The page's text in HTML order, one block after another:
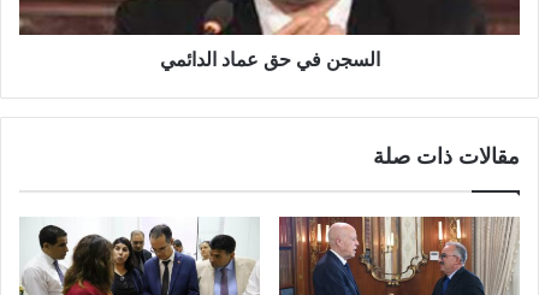
السجن في حق عماد الدائمي
مقالات ذات صلة